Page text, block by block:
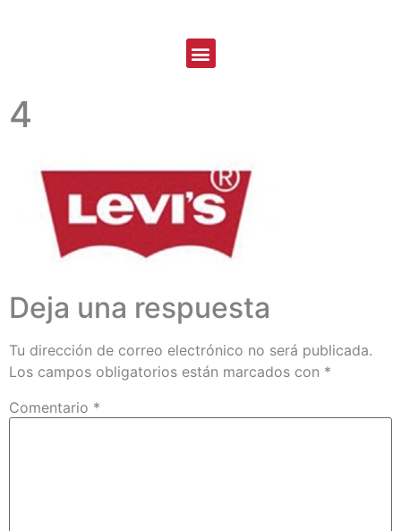
4
Deja una respuesta
Tu dirección de correo electrónico no será publicada.
Los campos obligatorios están marcados con *
Comentario *